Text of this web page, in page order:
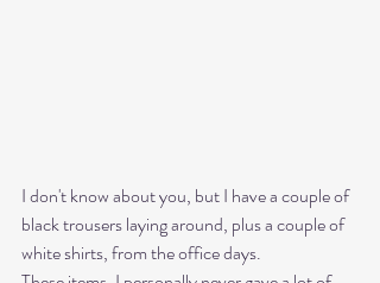
I don't know about you, but I have a couple of
black trousers laying around, plus a couple of
white shirts, from the office days.